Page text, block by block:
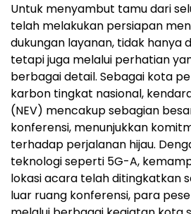
Untuk menyambut tamu dari
telah melakukan persiapan
dukungan layanan, tidak hanya
tetapi juga melalui perhatian
berbagai detail. Sebagai kota
karbon tingkat nasional,
(NEV) mencakup sebagian
konferensi, menunjukkan
terhadap perjalanan hijau.
teknologi seperti 5G-A,
lokasi acara telah ditingkatkan
luar ruang konferensi, para